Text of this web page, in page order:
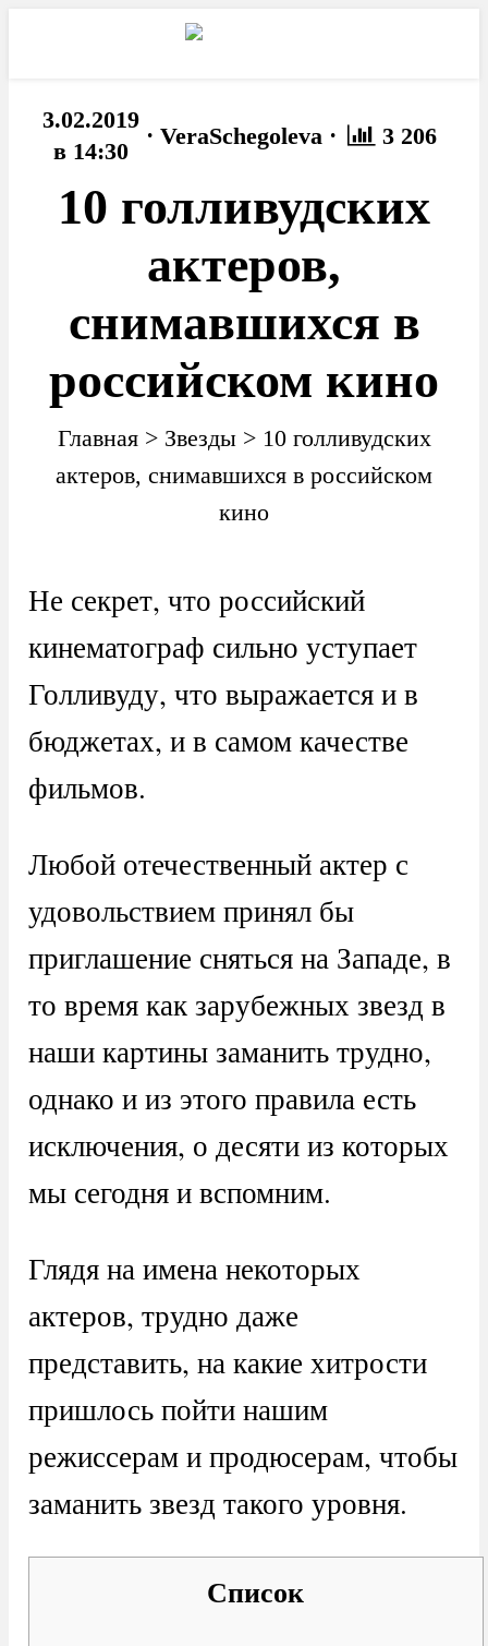
3.02.2019
в 14:30
· VeraSchegoleva · 3 206
10 голливудских
актеров,
снимавшихся в
российском кино
Главная> Звезды> 10 голливудских
актеров, снимавшихся в российском
кино
Не секрет, что российский
кинематограф сильно уступает
Голливуду, что выражается и в
бюджетах, и в самом качестве
фильмов.
Любой отечественный актер с
удовольствием принял бы
приглашение сняться на Западе, в
то время как зарубежных звезд в
наши картины заманить трудно,
однако и из этого правила есть
исключения, о десяти из которых
мы сегодня и вспомним.
Глядя на имена некоторых
актеров, трудно даже
представить, на какие хитрости
пришлось пойти нашим
режиссерам и продюсерам, чтобы
заманить звезд такого уровня.
Список